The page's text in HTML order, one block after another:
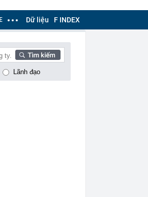
Dữ liệu F INDEX
Lãnh đạo